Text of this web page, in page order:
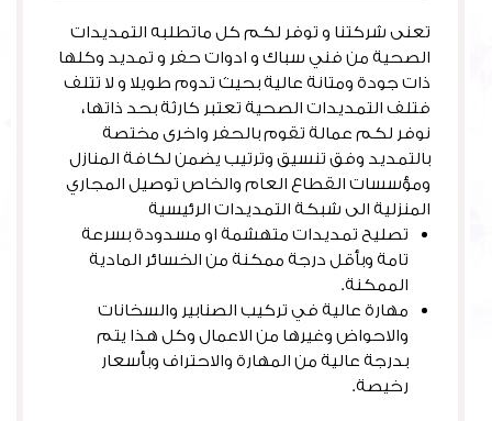
تعنى شركتنا و توفر لكم كل ماتطلبه التمديدات
الصحية من فني سباك و ادوات حفر و تمديد وكلها
ذات جودة ومتانة عالية بحيث تدوم طويلا و لا تتلف
فتلف التمديدات الصحية تعتبر كارثة بحد ذاتها،
نوفر لكم عمالة تقوم بالحفر واخرى مختصة
بالتمديد وفق تنسيق وترتيب يضمن لكافة المنازل
ومؤسسات القطاع العام والخاص توصيل المجاري
المنزلية الى شبكة التمديدات الرئيسية
تصليح تمديدات متهشمة او مسدودة بسرعة
تامة وبأقل درجة ممكنة من الخسائر المادية
الممكنة.
مهارة عالية في تركيب الصنابير والسخانات
والاحواض وغيرها من الاعمال وكل هذا يتم
بدرجة عالية من المهارة والاحتراف وبأسعار
رخيصة.